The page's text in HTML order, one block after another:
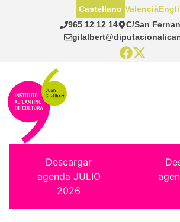
965 12 12 14
C/San
Castellano Valencià
Descargar
agenda JULIO
2026